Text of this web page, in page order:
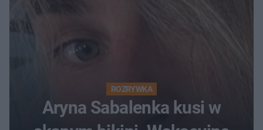
ROZRYWKA
Aryna Sabalenka kusi w